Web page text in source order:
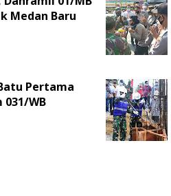
Medan Baru
Pertama
WB